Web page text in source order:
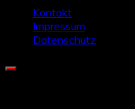
Kontakt
Impressum
Datenschutz